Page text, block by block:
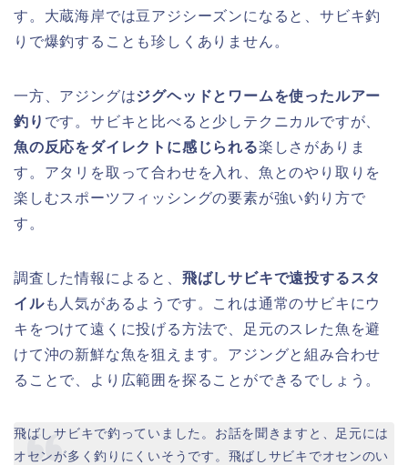
す。大蔵海岸では豆アジシーズンになると、サビキ釣
りで爆釣することも珍しくありません。
一方、アジングはジグヘッドとワームを使ったルアー
釣り です。サビキと比べると少しテクニカルですが、
魚の反応をダイレクトに感じられる楽しさがありま
す。アタリを取って合わせを入れ、魚とのやり取りを
楽しむスポーツフィッシングの要素が強い釣り方で
す。
調査した情報によると、 飛ばしサビキで遠投するスタ
イルも人気があるようです。これは通常のサビキにウ
キをつけて遠くに投げる方法で、足元のスレた魚を避
けて沖の新鮮な魚を狙えます。アジングと組み合わせ
ることで、より広範囲を探ることができるでしょう。
飛ばしサビキで釣っていました。お話を聞きますと、足元には
オセンが多く釣りにくいそうです。飛ばしサビキでオセンのい